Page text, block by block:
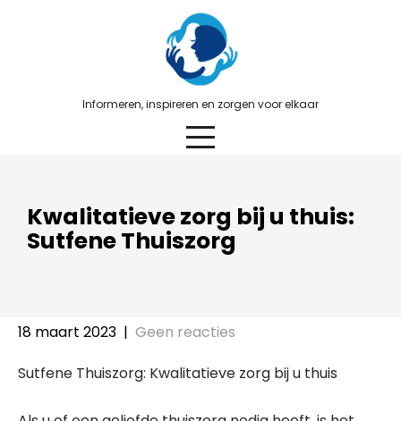
Informeren, inspireren en zorgen voor elkaar
Kwalitatieve zorg bij u thuis:
Sutfene Thuiszorg
18 maart 2023 | Geen reacties
Sutfene Thuiszorg: Kwalitatieve zorg bij u thuis